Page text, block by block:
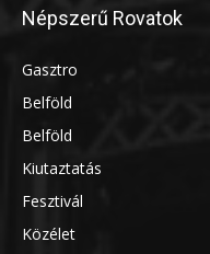
Népszerű Rovatok
Gasztro
Belföld
Belföld
Kiutaztatás
Fesztivál
Közélet